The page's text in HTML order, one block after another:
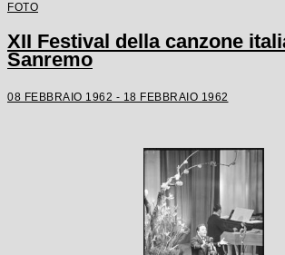
FOTO
XII Festival della canzone
Sanremo
08 FEBBRAIO 1962 - 18 FEBBRAIO 1962